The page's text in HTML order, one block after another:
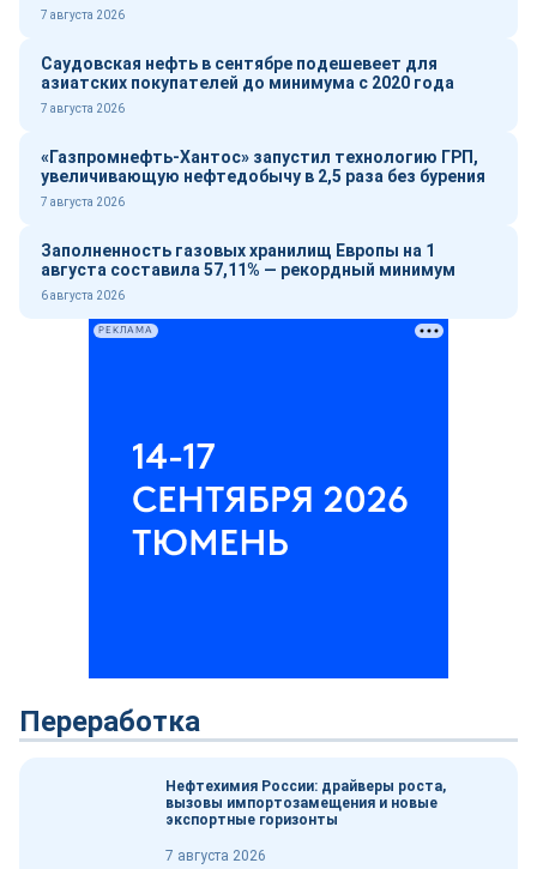
7 августа 2026
Саудовская нефть в сентябре подешевеет для
азиатских покупателей до минимума с 2020 года
7 августа 2026
«Газпромнефть-Хантос» запустил технологию ГРП,
увеличивающую нефтедобычу в 2,5 раза без бурения
7 августа 2026
Заполненность газовых хранилищ Европы на 1
августа составила 57,11% — рекордный минимум
6 августа 2026
РЕКЛАМА
Переработка
Нефтехимия России: драйверы роста,
вызовы импортозамещения и новые
экспортные горизонты
7 августа 2026